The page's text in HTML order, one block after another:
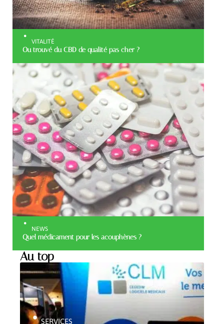
VITALITÉ
Ou trouvé du CBD de qualité pas cher ?
NEWS
Quel médicament pour les acouphènes ?
Au top
SERVICES